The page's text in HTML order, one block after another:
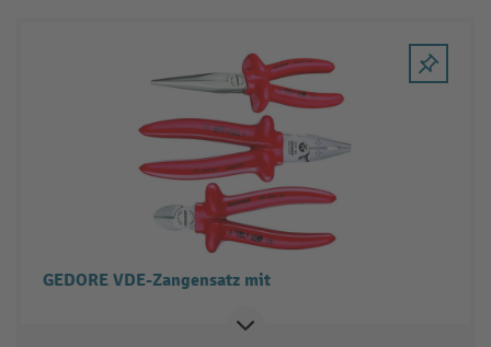
GEDORE VDE-Zangensatz mit